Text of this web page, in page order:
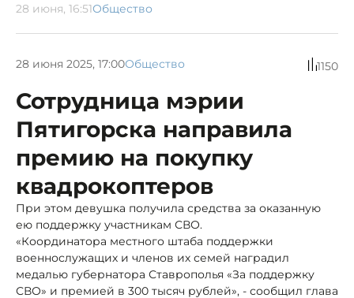
28 июня, 16:51Общество
28 июня 2025, 17:00Общество 1150
Сотрудница мэрии
Пятигорска направила
премию на покупку
квадрокоптеров
При этом девушка получила средства за оказанную
ею поддержку участникам СВО.
«Координатора местного штаба поддержки
военнослужащих и членов их семей наградил
медалью губернатора Ставрополья «За поддержку
СВО» и премией в 300 тысяч рублей», - сообщил глава